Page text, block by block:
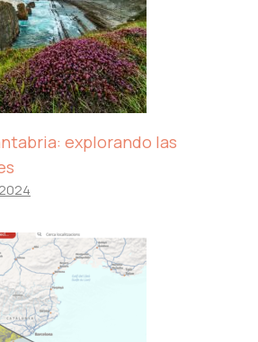
explorando las